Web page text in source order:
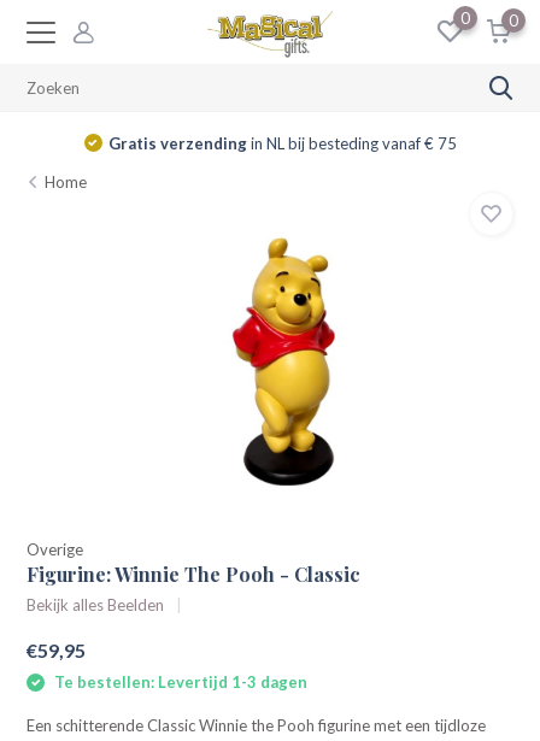
0 0
Gratis verzendingin NL bij besteding vanaf € 75
Home
Overige
Figurine: Winnie The Pooh - Classic
Bekijk alles Beelden
€59,95
Te bestellen: Levertijd 1-3 dagen
Een schitterende Classic Winnie the Pooh figurine met een tijdloze